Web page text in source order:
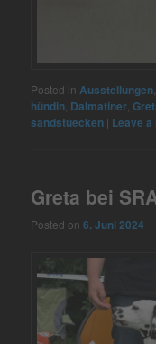
Posted in Ausstellungen
hündin Dalmatiner ,
sandstuecken | Leave a
Greta bei
Posted on6. Juni 2024